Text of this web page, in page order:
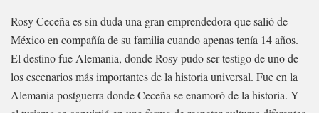
Rosy Ceceña es sin duda una gran emprendedora que salió de
México en compañía de su familia cuando apenas tenía 14 años.
El destino fue Alemania, donde Rosy pudo ser testigo de uno de
los escenarios más importantes de la historia universal. Fue en la
Alemania postguerra donde Ceceña se enamoró de la historia. Y